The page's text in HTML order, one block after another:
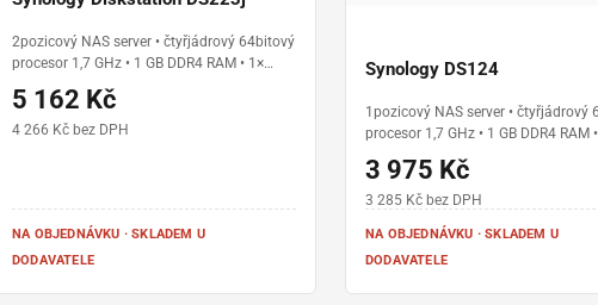
2pozicový NAS server • čtyřjádrový 64bitový
procesor 1,7 GHz • 1 GB DDR4 RAM • 1×
Synology Hybrid RAID (SHR) • operační
systém DiskStation Manager (DSM)
5 162 Kč
4 266 Kč bez DPH
NA OBJEDNÁVKU · SKLADEM U
DODAVATELE
Synology DS124
1pozicový NAS server • čtyřjádrový
procesor 1,7 GHz • 1 GB DDR4 RAM
systém DiskStation Manager (DSM)
pro domácí zálohování a sdílení
3 975 Kč
3 285 Kč bez DPH
NA OBJEDNÁVKU · SKLADEM U
DODAVATELE